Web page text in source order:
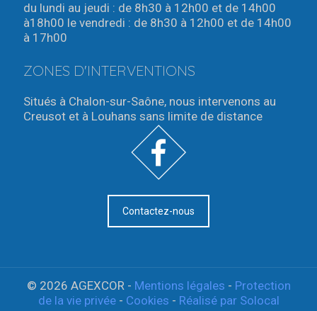
du lundi au jeudi : de 8h30 à 12h00 et de 14h00
à18h00 le vendredi : de 8h30 à 12h00 et de 14h00
à 17h00
ZONES D'INTERVENTIONS
Situés à Chalon-sur-Saône, nous intervenons au
Creusot et à Louhans sans limite de distance
Contactez-nous
© 2026 AGEXCOR - Mentions légales - Protection
de la vie privée- Cookies - Réalisé par Solocal